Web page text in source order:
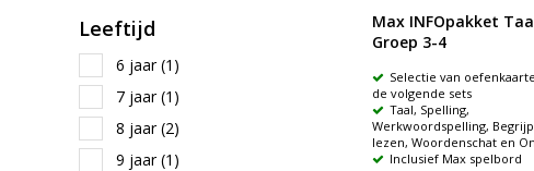
Leeftijd
6 jaar(1)
7 jaar(1)
8 jaar(2)
9 jaar(1)
Max INFOpakket
Groep 3-4
Selectie van
de volgende sets
Taal, Spelling,
Werkwoordspelling,
lezen, Woordenschat en
Inclusief Max spelbord